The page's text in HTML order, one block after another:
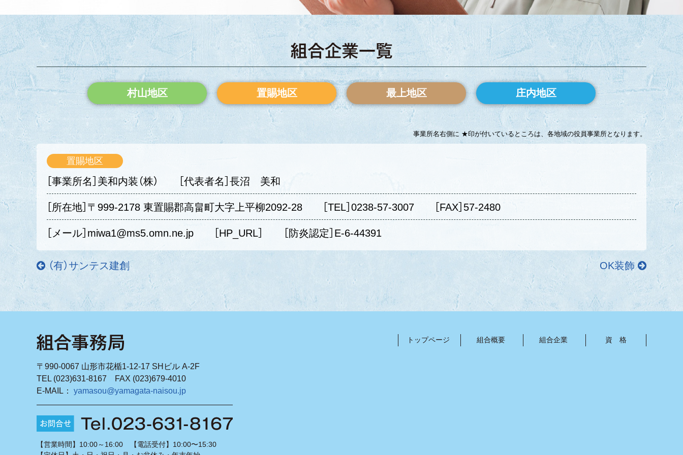
村山地区 置賜地区 最上地区 庄内地区
事業所名右側に ★印が付いているところは、各地域の役員事業所となります。
置賜地区
［事業所名］美和内装（株） ［代表者名］長沼 美和
［所在地］〒999-2178 東置賜郡高畠町大字上平柳2092-28 ［TEL］0238-57-3007 ［FAX］57-2480
［メール］miwa1@ms5.omn.ne.jp ［HP_URL］ ［防炎認定］E-6-44391
（有）サンテス建創 OK装飾
〒990-0067 山形市花楯1-12-17 SHビル A-2F
TEL (023)631-8167 FAX (023)679-4010
E-MAIL： yamasou@yamagata-naisou.jp
【営業時間】10:00～16:00 【電話受付】10:00〜15:30
トップページ 組合概要 組合企業 資 格